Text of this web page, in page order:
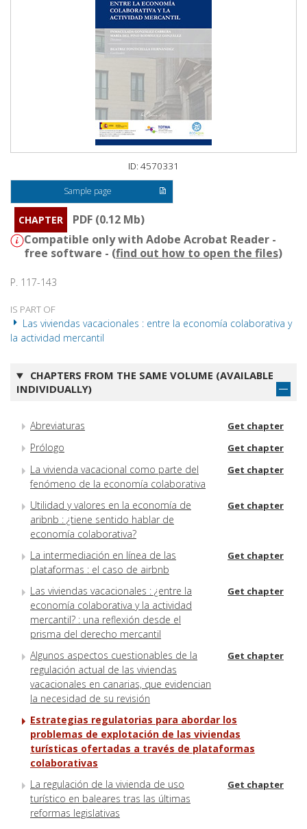
ID: 4570331
Sample page
CHAPTER
PDF (0.12 Mb)
Compatible only with Adobe Acrobat Reader -
free software - (find out how to open the files)
P. 117-143
IS PART OF
Las viviendas vacacionales : entre la economía colaborativa y
la actividad mercantil
CHAPTERS FROM THE SAME VOLUME (AVAILABLE
INDIVIDUALLY)
Abreviaturas Get chapter
Prólogo Get chapter
La vivienda vacacional como parte del
fenómeno de la economía colaborativa
Get chapter
Utilidad y valores en la economía de
aribnb : ¿tiene sentido hablar de
economía colaborativa?
Get chapter
La intermediación en línea de las
plataformas : el caso de airbnb
Get chapter
Las viviendas vacacionales : ¿entre la
economía colaborativa y la actividad
mercantil? : una reflexión desde el
prisma del derecho mercantil
Get chapter
Algunos aspectos cuestionables de la
regulación actual de las viviendas
vacacionales en canarias, que evidencian
la necesidad de su revisión
Get chapter
Estrategias regulatorias para abordar los
problemas de explotación de las viviendas
turísticas ofertadas a través de plataformas
colaborativas
La regulación de la vivienda de uso
turístico en baleares tras las últimas
reformas legislativas
Get chapter